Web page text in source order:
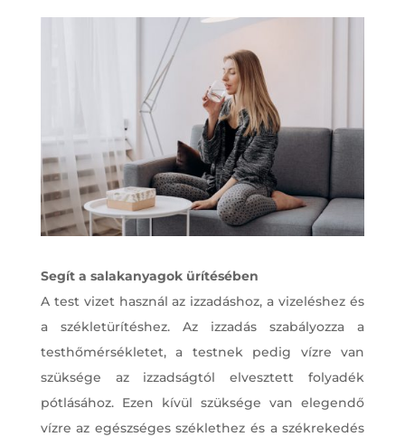
Segít a salakanyagok ürítésében
A test vizet használ az izzadáshoz, a vizeléshez és
a székletürítéshez. Az izzadás szabályozza a
testhőmérsékletet, a testnek pedig vízre van
szüksége az izzadságtól elvesztett folyadék
pótlásához. Ezen kívül szüksége van elegendő
vízre az egészséges széklethez és a székrekedés